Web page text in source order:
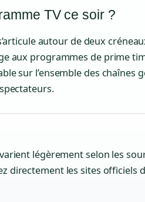
TV ce soir ?
autour de deux
aux programmes de prime
sur l’ensemble des chaînes
légèrement selon les
directement les sites officiels